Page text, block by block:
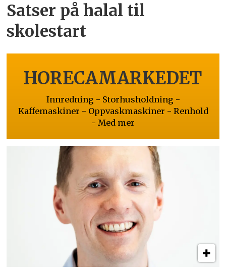
Satser på halal til
skolestart
HORECAMARKEDET
Innredning - Storhusholdning -
Kaffemaskiner - Oppvaskmaskiner - Renhold
- Med mer